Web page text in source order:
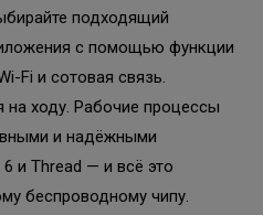
подходящий
с помощью функции
Fi и сотовая связь.
ходу. Рабочие процессы
и надёжными
и Thread — и всё это
беспроводному чипу.